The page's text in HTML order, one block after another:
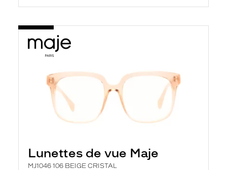
Lunettes de vue Maje
MJ1046 106 BEIGE CRISTAL